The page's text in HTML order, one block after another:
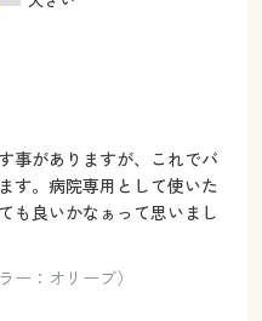
事がありますが、これでバ
す。病院専用として使いた
も良いかなぁって思いまし
ー：オリーブ）